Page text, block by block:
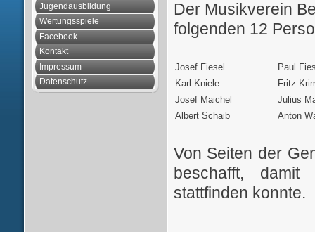
Jugendausbildung
Wertungsspiele
Facebook
Kontakt
Impressum
Datenschutz
Der Musikverein
folgenden 12
Josef Fiesel
Paul
Karl Kniele
Fritz
Josef Maichel
Julius
Albert Schaib
Anton
Von Seiten der
beschafft,
stattfinden konnte.